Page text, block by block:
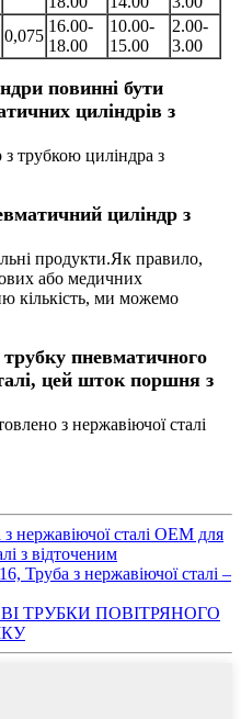
0,075
16.00-
18.00
10.00-
15.00
2.00-
3.00
повинні бути
циліндрів з
циліндра з
циліндр з
продукти.Як правило,
або медичних
кількість, ми можемо
пневматичного
цей шток поршня з
з нержавіючої сталі
нержавіючої сталі OEM для
з відточеним
Труба з нержавіючої сталі –
ТРУБКИ ПОВІТРЯНОГО